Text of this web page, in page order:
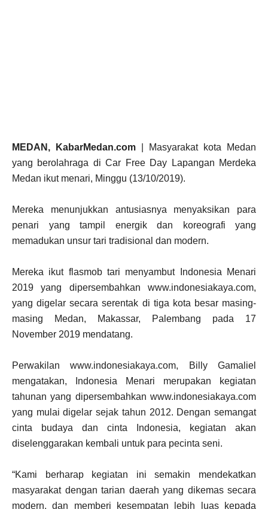
MEDAN, KabarMedan.com | Masyarakat kota Medan
yang berolahraga di Car Free Day Lapangan Merdeka
Medan ikut menari, Minggu (13/10/2019).
Mereka menunjukkan antusiasnya menyaksikan para
penari yang tampil energik dan koreografi yang
memadukan unsur tari tradisional dan modern.
Mereka ikut flasmob tari menyambut Indonesia Menari
2019 yang dipersembahkan www.indonesiakaya.com,
yang digelar secara serentak di tiga kota besar masing-
masing Medan, Makassar, Palembang pada 17
November 2019 mendatang.
Perwakilan www.indonesiakaya.com, Billy Gamaliel
mengatakan, Indonesia Menari merupakan kegiatan
tahunan yang dipersembahkan www.indonesiakaya.com
yang mulai digelar sejak tahun 2012. Dengan semangat
cinta budaya dan cinta Indonesia, kegiatan akan
diselenggarakan kembali untuk para pecinta seni.
“Kami berharap kegiatan ini semakin mendekatkan
masyarakat dengan tarian daerah yang dikemas secara
modern, dan memberi kesempatan lebih luas kepada